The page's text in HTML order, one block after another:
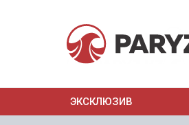
ЭКСКЛЮЗИВ